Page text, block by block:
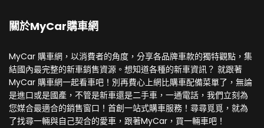
關於MyCar購車網
MyCar 購車網，以消費者的角度，分享各品牌車款的獨特觀點，集
結國內最完整的新車銷售資源。想知道各種的新車資訊？ 就跟著
MyCar 購車網一起看車吧！別再費心上網比購車配備菜單了，無論
是進口或是國產，不管是新車還是二手車，一通電話，我們立刻為
您媒合最適合的銷售窗口！首創一站式購車服務！尋尋覓覓，就為
了找尋一輛與自己契合的愛車，跟著MyCar，買一輛車吧！